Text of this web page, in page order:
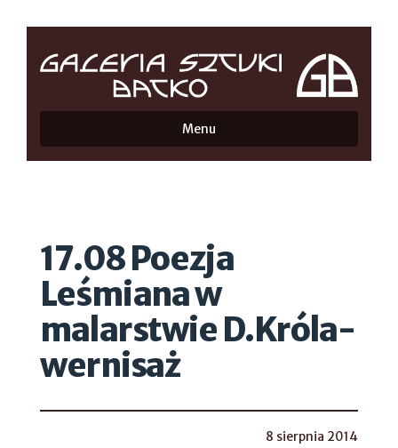
Menu
17.08 Poezja
Leśmiana w
malarstwie D.Króla-
wernisaż
8 sierpnia 2014